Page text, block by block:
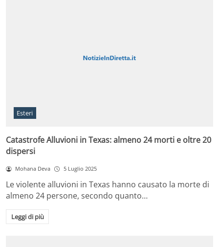
Esteri
Catastrofe Alluvioni in Texas: almeno 24 morti e oltre 20
dispersi
Mohana Deva 5 Luglio 2025
Le violente alluvioni in Texas hanno causato la morte di
almeno 24 persone, secondo quanto…
Leggi di più